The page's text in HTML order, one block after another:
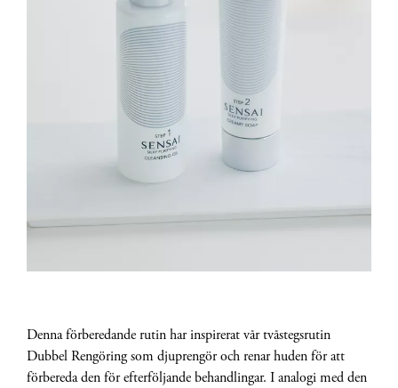
Denna förberedande rutin har inspirerat vår tvåstegsrutin
Dubbel Rengöring som djuprengör och renar huden för att
förbereda den för efterföljande behandlingar. I analogi med den